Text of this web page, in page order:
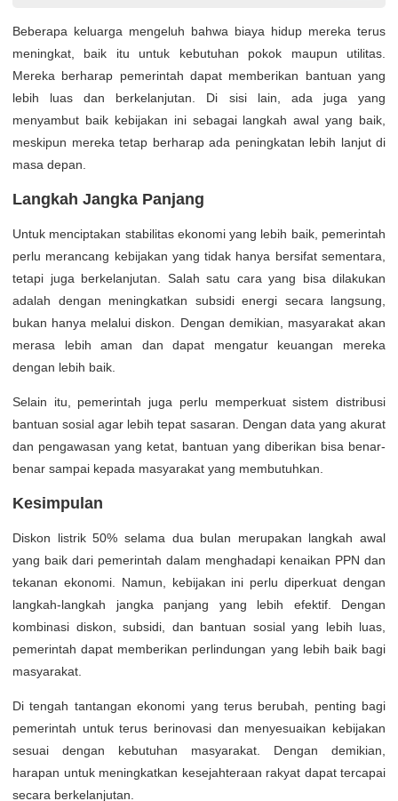
Beberapa keluarga mengeluh bahwa biaya hidup mereka terus
meningkat, baik itu untuk kebutuhan pokok maupun utilitas.
Mereka berharap pemerintah dapat memberikan bantuan yang
lebih luas dan berkelanjutan. Di sisi lain, ada juga yang
menyambut baik kebijakan ini sebagai langkah awal yang baik,
meskipun mereka tetap berharap ada peningkatan lebih lanjut di
masa depan.
Langkah Jangka Panjang
Untuk menciptakan stabilitas ekonomi yang lebih baik, pemerintah
perlu merancang kebijakan yang tidak hanya bersifat sementara,
tetapi juga berkelanjutan. Salah satu cara yang bisa dilakukan
adalah dengan meningkatkan subsidi energi secara langsung,
bukan hanya melalui diskon. Dengan demikian, masyarakat akan
merasa lebih aman dan dapat mengatur keuangan mereka
dengan lebih baik.
Selain itu, pemerintah juga perlu memperkuat sistem distribusi
bantuan sosial agar lebih tepat sasaran. Dengan data yang akurat
dan pengawasan yang ketat, bantuan yang diberikan bisa benar-
benar sampai kepada masyarakat yang membutuhkan.
Kesimpulan
Diskon listrik 50% selama dua bulan merupakan langkah awal
yang baik dari pemerintah dalam menghadapi kenaikan PPN dan
tekanan ekonomi. Namun, kebijakan ini perlu diperkuat dengan
langkah-langkah jangka panjang yang lebih efektif. Dengan
kombinasi diskon, subsidi, dan bantuan sosial yang lebih luas,
pemerintah dapat memberikan perlindungan yang lebih baik bagi
masyarakat.
Di tengah tantangan ekonomi yang terus berubah, penting bagi
pemerintah untuk terus berinovasi dan menyesuaikan kebijakan
sesuai dengan kebutuhan masyarakat. Dengan demikian,
harapan untuk meningkatkan kesejahteraan rakyat dapat tercapai
secara berkelanjutan.